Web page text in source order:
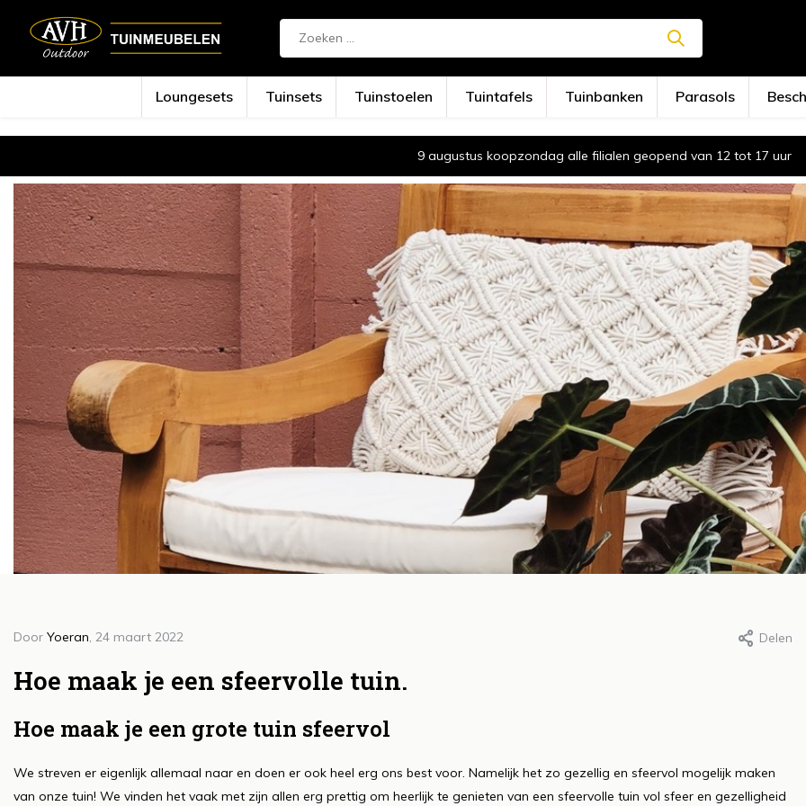
Loungesets Tuinsets Tuinstoelen Tuintafels Tuinbanken Parasols
9 augustus koopzondag alle filialen geopend van 12 tot 17 uur
Door Yoeran, 24 maart 2022 Delen
Hoe maak je een sfeervolle tuin.
Hoe maak je een grote tuin sfeervol
We streven er eigenlijk allemaal naar en doen er ook heel erg ons best voor. Namelijk het zo gezellig en sfeervol mogelijk maken
van onze tuin! We vinden het vaak met zijn allen erg prettig om heerlijk te genieten van een sfeervolle tuin vol sfeer en gezelligheid
Het geheim achter een
bewateren
Door Roos, 24 maart 2022
Lees meer